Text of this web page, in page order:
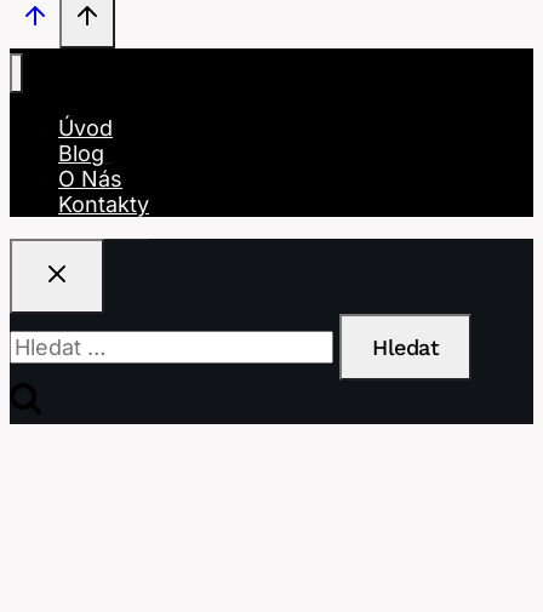
Úvod
Blog
O Nás
Kontakty
Vyhledávání